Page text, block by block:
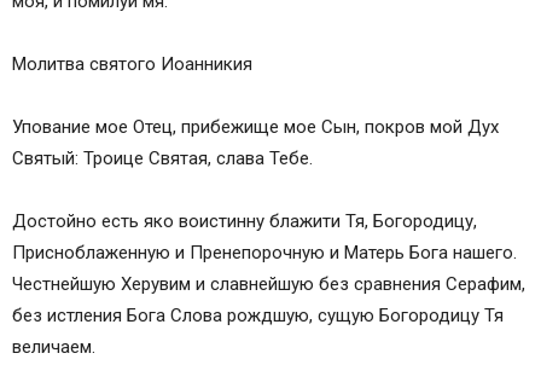
Молитва святого Иоанникия
Упование мое Отец, прибежище мое Сын, покров мой Дух
Святый: Троице Святая, слава Тебе.
Достойно есть яко воистинну блажити Тя, Богородицу,
Присноблаженную и Пренепорочную и Матерь Бога нашего.
Честнейшую Херувим и славнейшую без сравнения Серафим,
без истления Бога Слова рождшую, сущую Богородицу Тя
величаем.